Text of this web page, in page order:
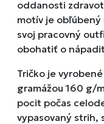
oddanosti
motív je
svoj pracovný
obohatiť o
Tričko je
gramážou 160 g/
pocit počas
vypasovaný strih,